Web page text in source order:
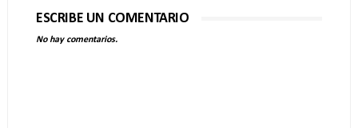
ESCRIBE UN COMENTARIO
No hay comentarios.